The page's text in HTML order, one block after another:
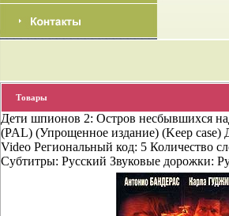
Товары
Дети шпионов 2: Остров несбывшихся
(PAL) (Упрощенное издание) (Keep case)
Video Региональный код: 5 Количество
Субтитры: Русский Звуковые дорожки: